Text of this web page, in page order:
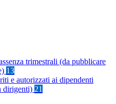
trimestrali (da pubblicare
13
e autorizzati ai dipendenti
dirigenti) 21